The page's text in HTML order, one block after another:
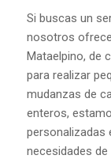
Si buscas un
nosotros
Mataelpino, de
para realizar
mudanzas de
enteros,
personalizadas
necesidades de